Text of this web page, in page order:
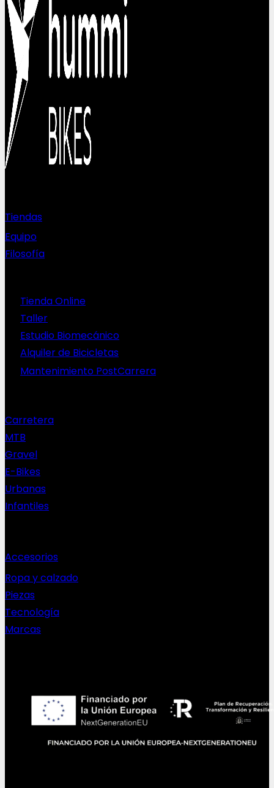
Tiendas
Equipo
Filosofía
Tienda Online
Taller
Estudio Biomecánico
Alquiler de Bicicletas
Mantenimiento PostCarrera
Carretera
MTB
Gravel
E-Bikes
Urbanas
Infantiles
Accesorios
Ropa y calzado
Piezas
Tecnología
Marcas